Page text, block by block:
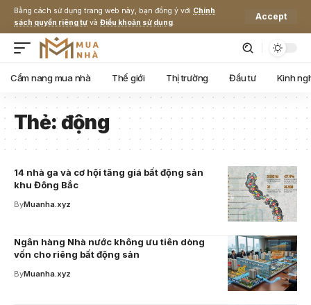
Bằng cách sử dụng trang web này, bạn đồng ý với Chính
sách quyền riêng tư và Điều khoản sử dụng.
Accept
Cẩm nang mua nhà Thế giới Thị trường Đầu tư Kinh
Thẻ:động
14 nhà ga và cơ hội tăng giá bất động sản
khu Đông Bắc
ByMuanha.xyz
Ngân hàng Nhà nước không ưu tiên dòng
vốn cho riêng bất động sản
ByMuanha.xyz